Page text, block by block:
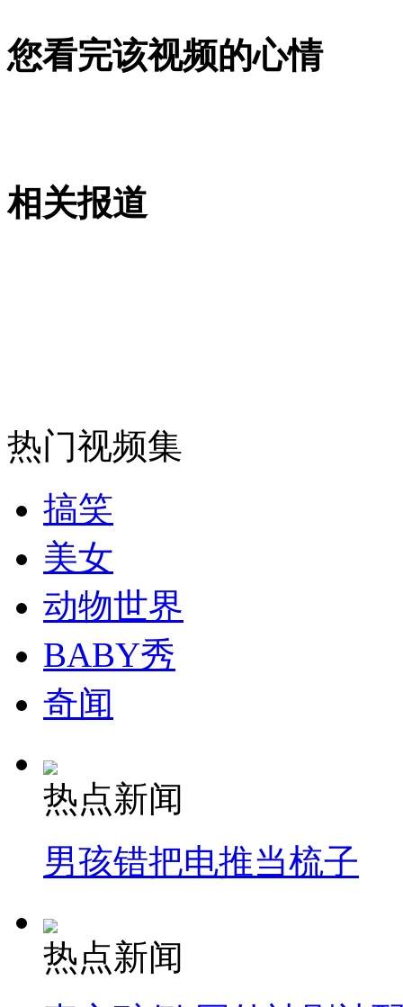
山西运城恶犬咬伤多人 警民合力深夜将其击毙
无痛分娩是否安全 医生回应
走！跟着总书记去植树
消防员救轻生者
纽约上演“枕头大战”
您看完该视频的心情
相关报道
热门视频集
搞笑
美女
动物世界
BABY秀
奇闻
热点新闻
男孩错把电推当梳子
热点新闻